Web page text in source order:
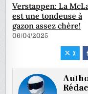
Verstappen: La
est une tondeuse à
gazon assez chère!
06/04/2025
X